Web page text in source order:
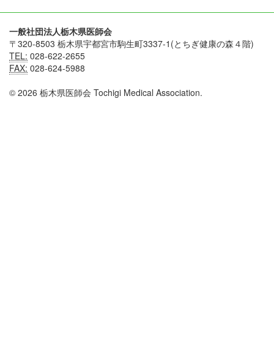
一般社団法人栃木県医師会
〒320-8503 栃木県宇都宮市駒生町3337-1(とちぎ健康の森４階)
TEL: 028-622-2655
FAX: 028-624-5988
© 2026 栃木県医師会 Tochigi Medical Association.